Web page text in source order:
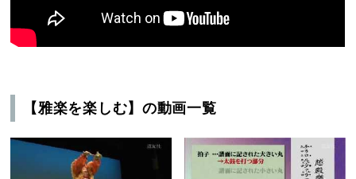
【雅楽を楽しむ】の動画一覧